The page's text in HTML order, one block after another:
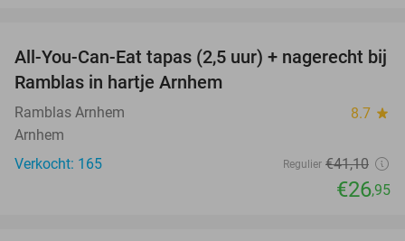
34%
All-You-Can-Eat tapas (2,5 uur) + nagerecht bij
Ramblas in hartje Arnhem
Ramblas Arnhem 8.7 star
Arnhem
Verkocht: 165
Regulier €41,10
€26,95